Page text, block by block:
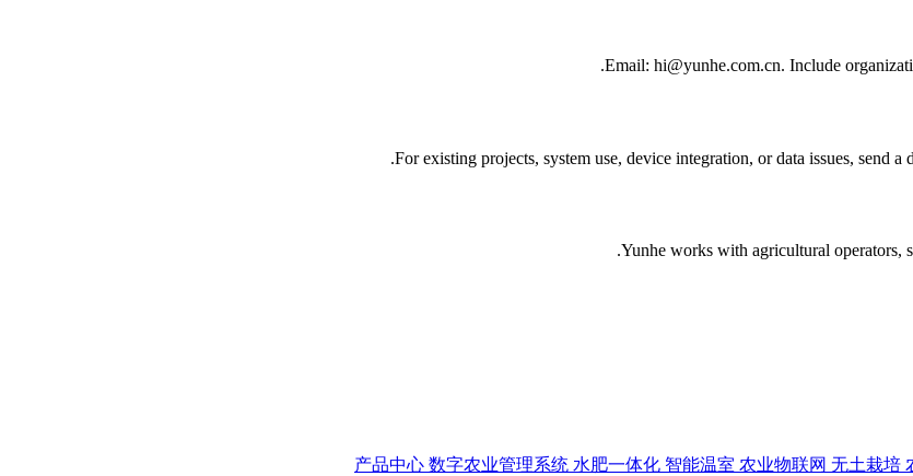
Email: hi@yunhe.com.cn. Include
For existing projects, system use, device integration, or data issues, send
Yunhe works with agricultural operators,
产品中心 数字农业管理系统 水肥一体化 智能温室 农业物联网 无土栽培